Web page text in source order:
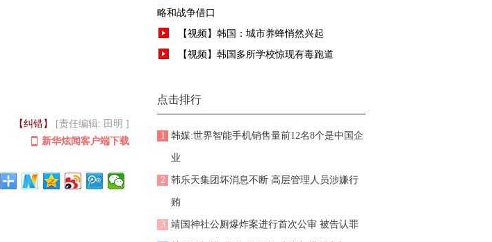
略和战争借口
【视频】韩国：城市养蜂悄然兴起
【视频】韩国多所学校惊现有毒跑道
点击排行
1 韩媒:世界智能手机销售量前12名8个是中国企
业
2 韩乐天集团坏消息不断 高层管理人员涉嫌行
贿
3 靖国神社公厕爆炸案进行首次公审 被告认罪
【纠错】
[责任编辑: 田明 ]
新华炫闻客户端下载